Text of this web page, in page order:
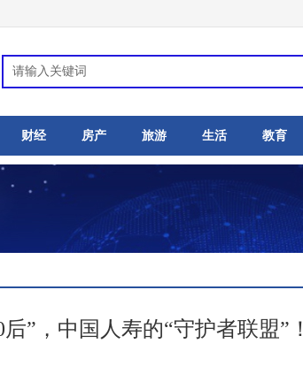
财经 房产 旅游 生活 教育
后”，中国人寿的“守护者联盟”！